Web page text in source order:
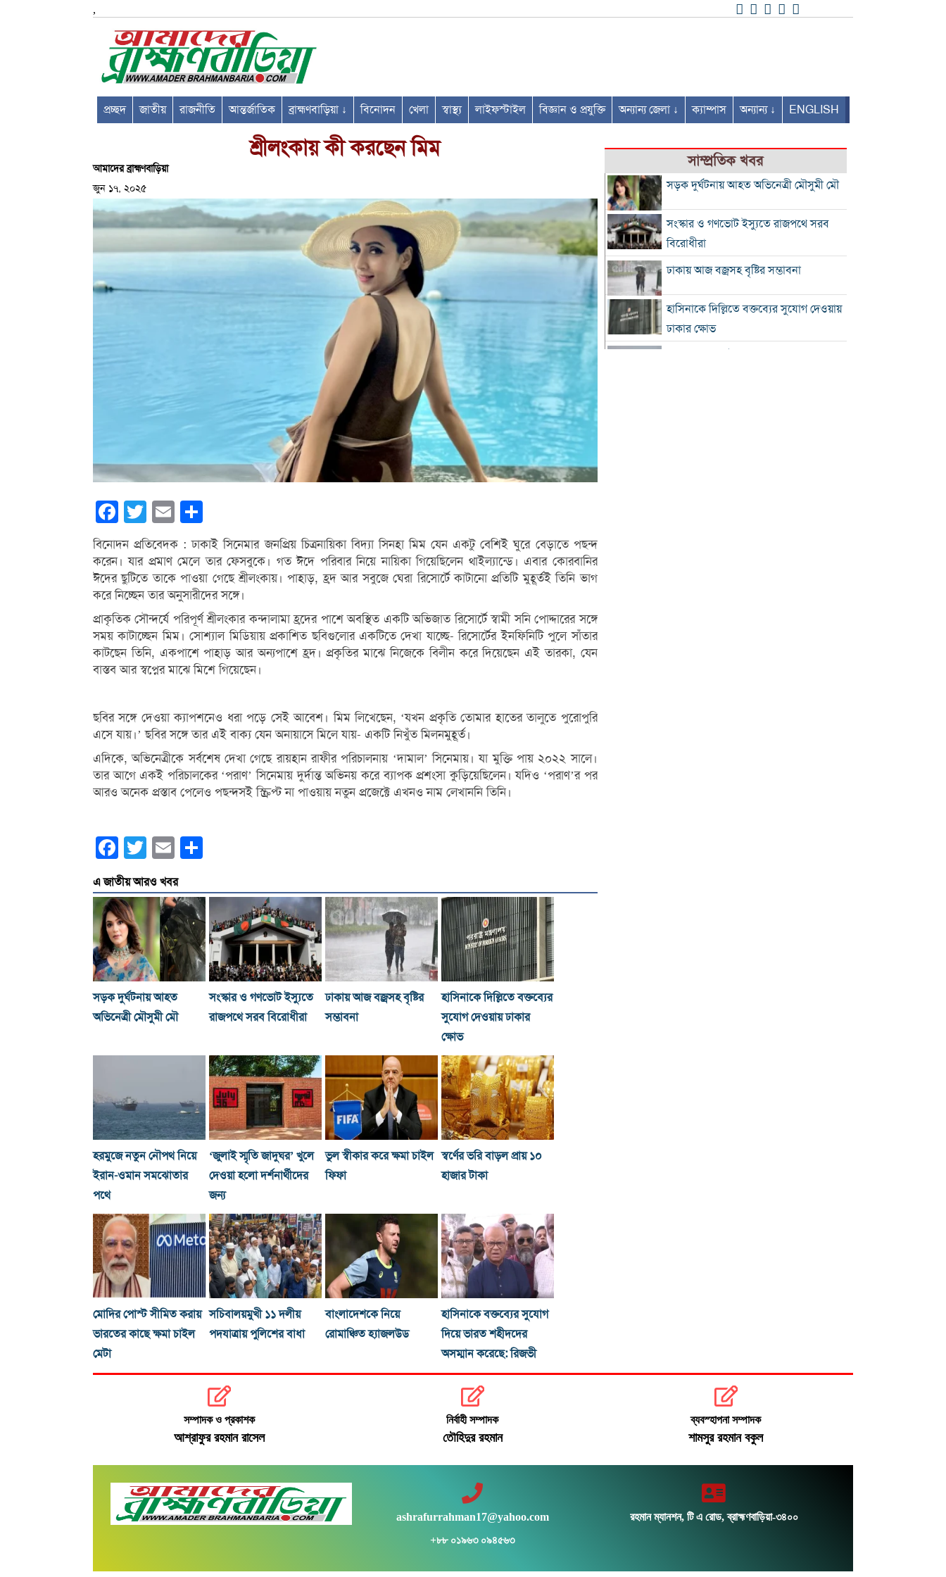
,
প্রচ্ছদ জাতীয় রাজনীতি আন্তর্জাতিক ব্রাহ্মণবাড়িয়া ↓ বিনোদন খেলা স্বাস্থ্য লাইফস্টাইল বিজ্ঞান ও প্রযুক্তি অন্যান্য জেলা ↓ ক্যাম্পাস অন্যান্য ↓ ENGLISH
শ্রীলংকায় কী করছেন মিম
আমাদের ব্রাহ্মণবাড়িয়া
জুন ১৭, ২০২৫
Facebook
Twitter Email
বিনোদন প্রতিবেদক : ঢাকাই সিনেমার জনপ্রিয় চিত্রনায়িকা বিদ্যা সিনহা মিম যেন একটু বেশিই ঘুরে বেড়াতে পছন্দ
করেন। যার প্রমাণ মেলে তার ফেসবুকে। গত ঈদে পরিবার নিয়ে নায়িকা গিয়েছিলেন থাইল্যান্ডে। এবার কোরবানির
ঈদের ছুটিতে তাকে পাওয়া গেছে শ্রীলংকায়। পাহাড়, হ্রদ আর সবুজে ঘেরা রিসোর্টে কাটানো প্রতিটি মুহূর্তই তিনি ভাগ
করে নিচ্ছেন তার অনুসারীদের সঙ্গে।
প্রাকৃতিক সৌন্দর্যে পরিপূর্ণ শ্রীলংকার কন্দালামা হ্রদের পাশে অবস্থিত একটি অভিজাত রিসোর্টে স্বামী সনি পোদ্দারের সঙ্গে
সময় কাটাচ্ছেন মিম। সোশ্যাল মিডিয়ায় প্রকাশিত ছবিগুলোর একটিতে দেখা যাচ্ছে- রিসোর্টের ইনফিনিটি পুলে সাঁতার
কাটছেন তিনি, একপাশে পাহাড় আর অন্যপাশে হ্রদ। প্রকৃতির মাঝে নিজেকে বিলীন করে দিয়েছেন এই তারকা, যেন
বাস্তব আর স্বপ্নের মাঝে মিশে গিয়েছেন।
ছবির সঙ্গে দেওয়া ক্যাপশনেও ধরা পড়ে সেই আবেশ। মিম লিখেছেন, ‘যখন প্রকৃতি তোমার হাতের তালুতে পুরোপুরি
এসে যায়।’ ছবির সঙ্গে তার এই বাক্য যেন অনায়াসে মিলে যায়- একটি নিখুঁত মিলনমুহূর্ত।
এদিকে, অভিনেত্রীকে সর্বশেষ দেখা গেছে রায়হান রাফীর পরিচালনায় ‘দামাল’ সিনেমায়। যা মুক্তি পায় ২০২২ সালে।
তার আগে একই পরিচালকের ‘পরাণ’ সিনেমায় দুর্দান্ত অভিনয় করে ব্যাপক প্রশংসা কুড়িয়েছিলেন। যদিও ‘পরাণ’র পর
আরও অনেক প্রস্তাব পেলেও পছন্দসই স্ক্রিপ্ট না পাওয়ায় নতুন প্রজেক্টে এখনও নাম লেখাননি তিনি।
Facebook
Twitter Email
এ জাতীয় আরও খবর
সড়ক দুর্ঘটনায় আহত
অভিনেত্রী মৌসুমী মৌ
সংস্কার ও গণভোট ইস্যুতে
রাজপথে সরব বিরোধীরা
ঢাকায় আজ বজ্রসহ বৃষ্টির
সম্ভাবনা
হাসিনাকে দিল্লিতে বক্তব্যের
সুযোগ দেওয়ায় ঢাকার
ক্ষোভ
হরমুজে নতুন নৌপথ নিয়ে
ইরান-ওমান সমঝোতার
পথে
‘জুলাই স্মৃতি জাদুঘর’ খুলে
দেওয়া হলো দর্শনার্থীদের
জন্য
ভুল স্বীকার করে ক্ষমা চাইল
ফিফা
স্বর্ণের ভরি বাড়ল প্রায় ১০
হাজার টাকা
মোদির পোস্ট সীমিত করায়
ভারতের কাছে ক্ষমা চাইল
মেটা
সচিবালয়মুখী ১১ দলীয়
পদযাত্রায় পুলিশের বাধা
বাংলাদেশকে নিয়ে
রোমাঞ্চিত হ্যাজলউড
হাসিনাকে বক্তব্যের সুযোগ
দিয়ে ভারত শহীদদের
অসম্মান করেছে: রিজভী
সাম্প্রতিক খবর
সড়ক দুর্ঘটনায় আহত অভিনেত্রী মৌসুমী মৌ
সংস্কার ও গণভোট ইস্যুতে রাজপথে সরব
বিরোধীরা
ঢাকায় আজ বজ্রসহ বৃষ্টির সম্ভাবনা
হাসিনাকে দিল্লিতে বক্তব্যের সুযোগ দেওয়ায়
ঢাকার ক্ষোভ
সম্পাদক ও প্রকাশক
আশ্রাফুর রহমান রাসেল
নির্বাহী সম্পাদক
তৌহিদুর রহমান
ব্যবস্হাপনা সম্পাদক
শামসুর রহমান বকুল
ashrafurrahman17@yahoo.com
+৮৮ ০১৯৬৩ ০৯৪৫৬৩
রহমান ম্যানশন, টি এ রোড, ব্রাহ্মণবাড়িয়া-৩৪০০